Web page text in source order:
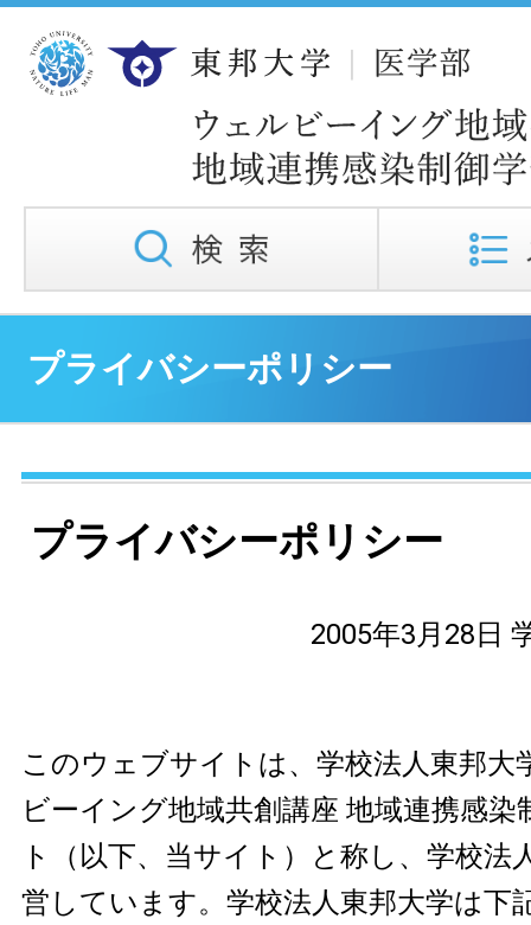
プライバシーポリシー
プライバシーポリシー
2005年3月28日
このウェブサイトは、学校法人東邦大
ビーイング地域共創講座 地域連携感染
ト（以下、当サイト）と称し、学校法
営しています。学校法人東邦大学は下